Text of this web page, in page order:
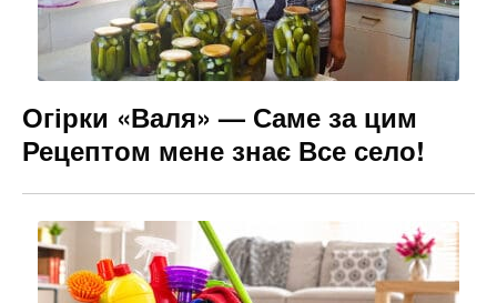
Огірки «Валя» — Саме за цим
Рецептом мене знає Все село!